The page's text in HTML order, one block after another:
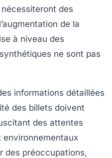
nécessiteront des
de la
à niveau des
ne sont pas
informations détaillées
des billets doivent
des attentes
environnementaux
des préoccupations,